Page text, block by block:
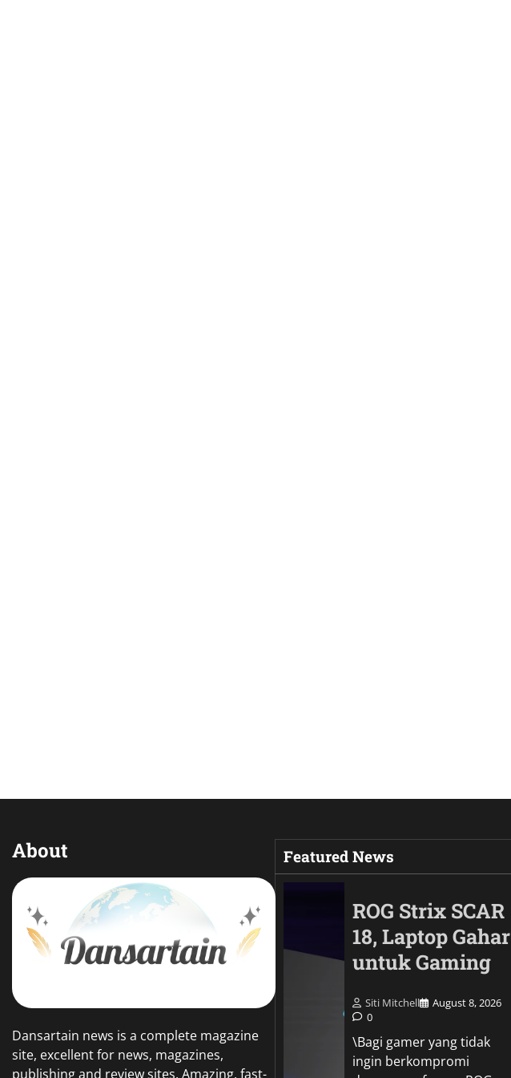
About
Dansartain news is a complete magazine
site, excellent for news, magazines,
publishing and review sites. Amazing, fast-
Featured News
ROG Strix SCAR
18, Laptop Gahar
untuk Gaming
Siti Mitchell
August 8, 2026
0
\Bagi gamer yang tidak
ingin berkompromi